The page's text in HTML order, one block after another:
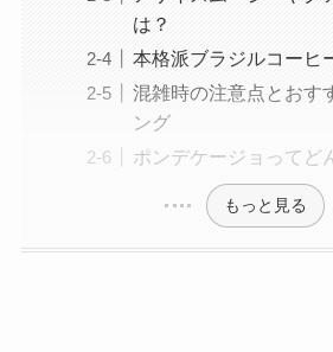
は？
本格派ブラジルコーヒ
混雑時の注意点とおす
ング
ポンデケージョってど
もっと見る